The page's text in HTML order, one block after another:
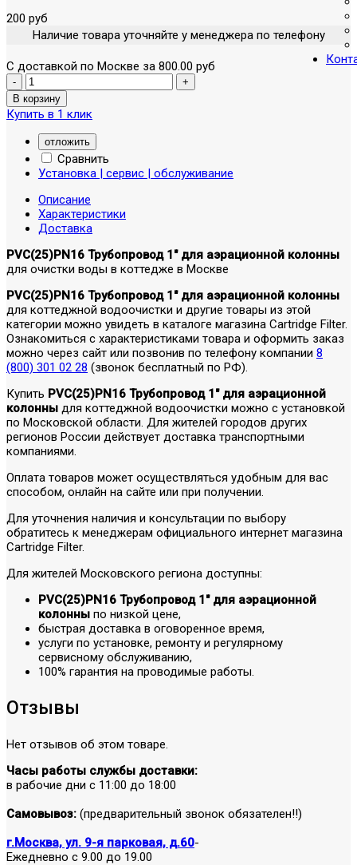
200 руб
Наличие товара уточняйте у менеджера по телефону
С доставкой по Москве за 800.00 руб
Купить в 1 клик
отложить
Сравнить
Установка | сервис | обслуживание
Описание
Характеристики
Доставка
PVC(25)PN16 Трубопровод 1" для аэрационной колонны
для очистки воды в коттедже в Москве
PVC(25)PN16 Трубопровод 1" для аэрационной колонны
для коттеджной водоочистки и другие товары из этой
категории можно увидеть в каталоге магазина Cartridge Filter.
Ознакомиться с характеристиками товара и оформить заказ
можно через сайт или позвонив по телефону компании 8
(800) 301 02 28 (звонок бесплатный по РФ).
Купить PVC(25)PN16 Трубопровод 1" для аэрационной
колонны для коттеджной водоочистки можно с установкой
по Московской области. Для жителей городов других
регионов России действует доставка транспортными
компаниями.
Оплата товаров может осуществляться удобным для вас
способом, онлайн на сайте или при получении.
Для уточнения наличия и консультации по выбору
обратитесь к менеджерам официального интернет магазина
Cartridge Filter.
Для жителей Московского региона доступны:
PVC(25)PN16 Трубопровод 1" для аэрационной
колонны по низкой цене,
быстрая доставка в оговоренное время,
услуги по установке, ремонту и регулярному
сервисному обслуживанию,
100% гарантия на проводимые работы.
Отзывы
Нет отзывов об этом товаре.
Часы работы службы доставки:
в рабочие дни с 11:00 до 18:00
Самовывоз: (предварительный звонок обязателен!!)
г.Москва, ул. 9-я парковая, д.60-
Ежедневно с 9.00 до 19.00